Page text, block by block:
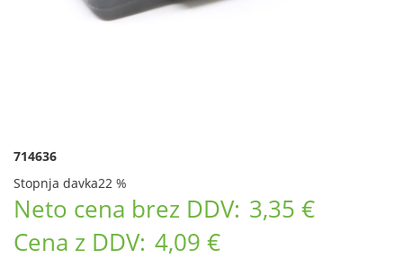
714636
Stopnja davka22 %
Neto cena brez DDV: 3,35 €
Cena z DDV: 4,09 €